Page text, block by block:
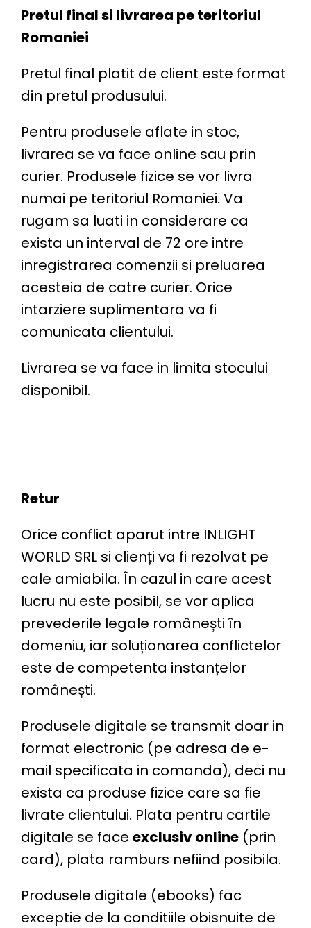
Pretul final si livrarea pe teritoriul
Romaniei
Pretul final platit de client este format
din pretul produsului.
Pentru produsele aflate in stoc,
livrarea se va face online sau prin
curier. Produsele fizice se vor livra
numai pe teritoriul Romaniei. Va
rugam sa luati in considerare ca
exista un interval de 72 ore intre
inregistrarea comenzii si preluarea
acesteia de catre curier. Orice
intarziere suplimentara va fi
comunicata clientului.
Livrarea se va face in limita stocului
disponibil.
Retur
Orice conflict aparut intre INLIGHT
WORLD SRL si clienți va fi rezolvat pe
cale amiabila. În cazul in care acest
lucru nu este posibil, se vor aplica
prevederile legale românești în
domeniu, iar soluționarea conflictelor
este de competenta instanțelor
românești.
Produsele digitale se transmit doar in
format electronic (pe adresa de e-
mail specificata in comanda), deci nu
exista ca produse fizice care sa fie
livrate clientului. Plata pentru cartile
digitale se face exclusiv online (prin
card), plata ramburs nefiind posibila.
Produsele digitale (ebooks) fac
exceptie de la conditiile obisnuite de